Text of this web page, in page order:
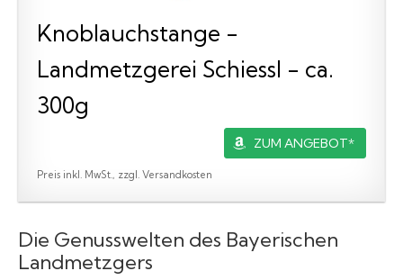
Knoblauchstange -
Landmetzgerei Schiessl - ca.
300g
ZUM ANGEBOT*
Preis inkl. MwSt., zzgl. Versandkosten
Die Genusswelten des Bayerischen
Landmetzgers